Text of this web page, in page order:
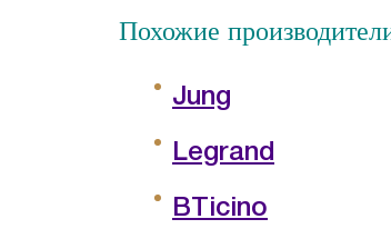
Похожие
Jung
Legrand
BTicino